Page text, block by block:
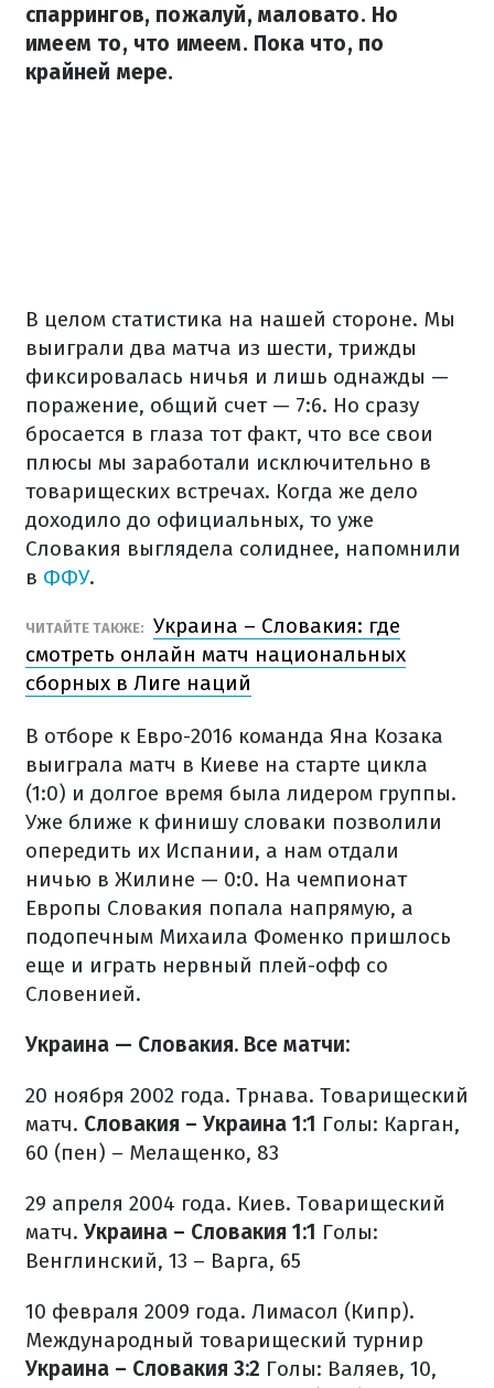
спаррингов, пожалуй, маловато. Но
имеем то, что имеем. Пока что, по
крайней мере.
В целом статистика на нашей стороне. Мы
выиграли два матча из шести, трижды
фиксировалась ничья и лишь однажды —
поражение, общий счет — 7:6. Но сразу
бросается в глаза тот факт, что все свои
плюсы мы заработали исключительно в
товарищеских встречах. Когда же дело
доходило до официальных, то уже
Словакия выглядела солиднее, напомнили
в ФФУ.
ЧИТАЙТЕ ТАКЖЕ: Украина – Словакия: где
смотреть онлайн матч национальных
сборных в Лиге наций
В отборе к Евро-2016 команда Яна Козака
выиграла матч в Киеве на старте цикла
(1:0) и долгое время была лидером группы.
Уже ближе к финишу словаки позволили
опередить их Испании, а нам отдали
ничью в Жилине — 0:0. На чемпионат
Европы Словакия попала напрямую, а
подопечным Михаила Фоменко пришлось
еще и играть нервный плей-офф со
Словенией.
Украина — Словакия. Все матчи:
20 ноября 2002 года. Трнава. Товарищеский
матч. Словакия – Украина 1:1 Голы: Карган,
60 (пен) – Мелащенко, 83
29 апреля 2004 года. Киев. Товарищеский
матч. Украина – Словакия 1:1 Голы:
Венглинский, 13 – Варга, 65
10 февраля 2009 года. Лимасол (Кипр).
Международный товарищеский турнир
Украина – Словакия 3:2 Голы: Валяев, 10,